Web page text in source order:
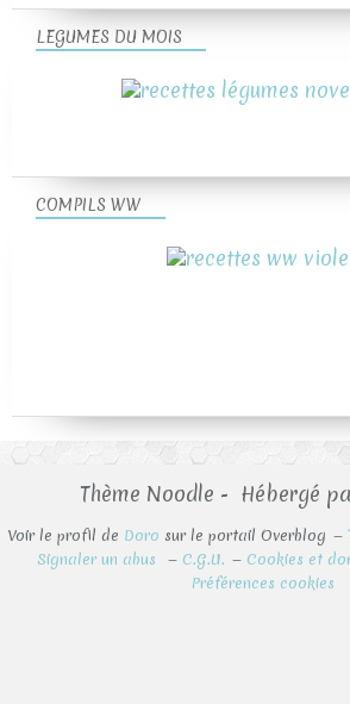
LEGUMES DU MOIS
COMPILS WW
Thème Noodle - Hébergé
Voir le profil de Doro sur le portail Overblog
Signaler un abus
C.G.U.
Cookies et
Préférences cookies